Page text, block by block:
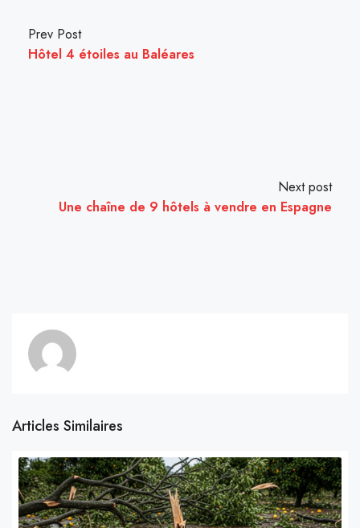
Prev Post
Hôtel 4 étoiles au Baléares
Next post
Une chaîne de 9 hôtels à vendre en Espagne
Articles Similaires